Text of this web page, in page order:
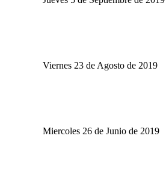
Viernes 23 de Agosto de 2019
Miercoles 26 de Junio de 2019